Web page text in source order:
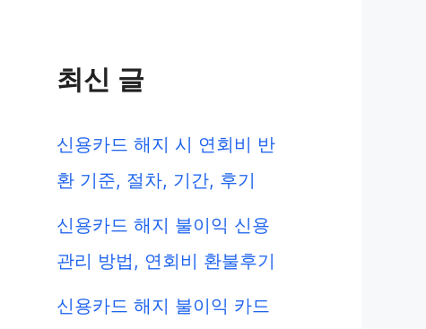
최신 글
신용카드 해지 시 연회비 반
환 기준, 절차, 기간, 후기
신용카드 해지 불이익 신용
관리 방법, 연회비 환불후기
신용카드 해지 불이익 카드